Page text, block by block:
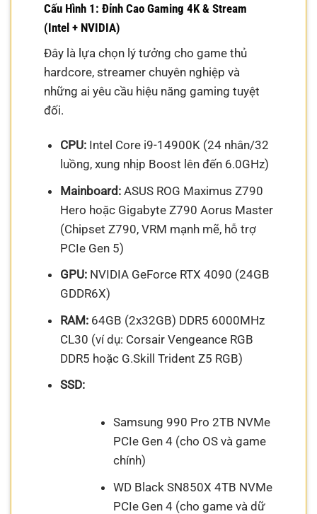
Cấu Hình 1: Đỉnh Cao Gaming 4K & Stream
(Intel + NVIDIA)
Đây là lựa chọn lý tưởng cho game thủ
hardcore, streamer chuyên nghiệp và
những ai yêu cầu hiệu năng gaming tuyệt
đối.
CPU:Intel Core i9-14900K (24 nhân/32
luồng, xung nhịp Boost lên đến 6.0GHz)
Mainboard:ASUS ROG Maximus Z790
Hero hoặc Gigabyte Z790 Aorus Master
(Chipset Z790, VRM mạnh mẽ, hỗ trợ
PCIe Gen 5)
GPU:NVIDIA GeForce RTX 4090 (24GB
GDDR6X)
RAM:64GB (2x32GB) DDR5 6000MHz
CL30 (ví dụ: Corsair Vengeance RGB
DDR5 hoặc G.Skill Trident Z5 RGB)
SSD:
Samsung 990 Pro 2TB NVMe
PCIe Gen 4 (cho OS và game
chính)
WD Black SN850X 4TB NVMe
PCIe Gen 4 (cho game và dữ